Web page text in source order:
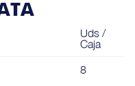
Uds /
Caja
8